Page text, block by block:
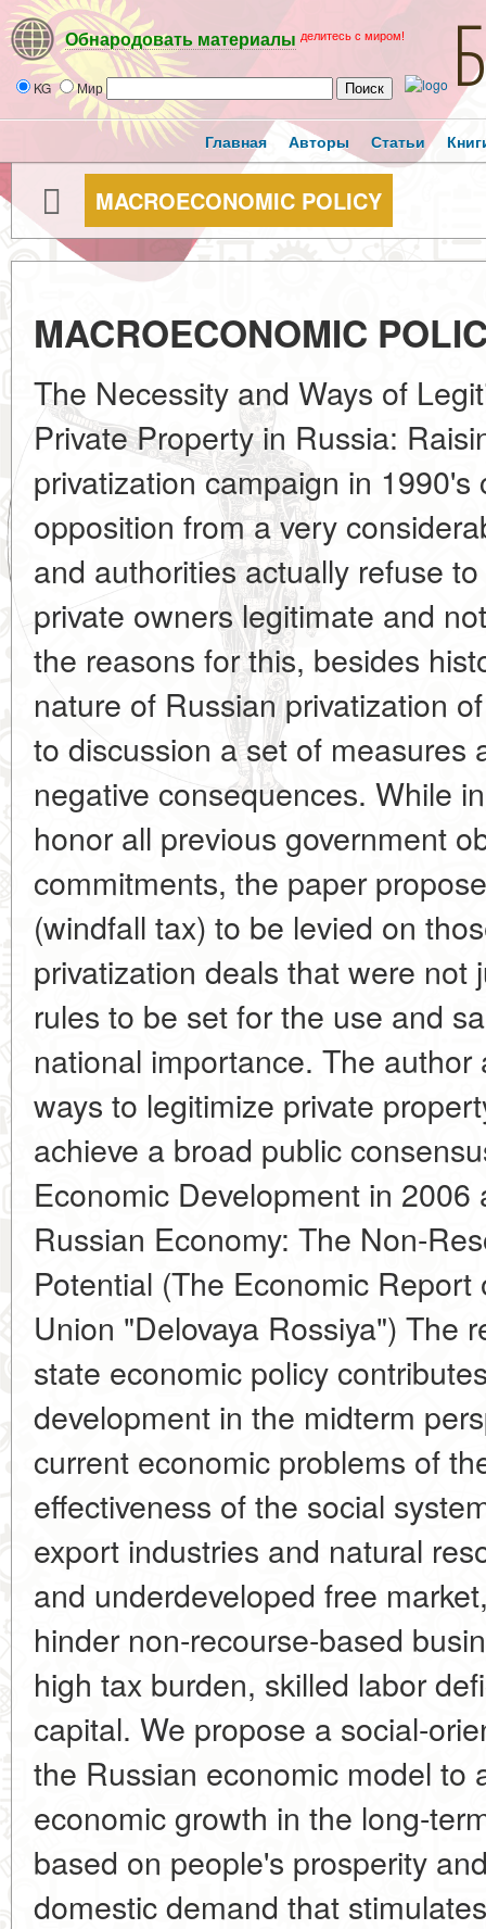
Обнародовать материалы делитесь с миром!
KG Мир
Главная Авторы Статьи
MACROECONOMIC POLICY
MACROECONOMIC
The Necessity and Ways of
Private Property in Russia:
privatization campaign in
opposition from a very
and authorities actually refuse
private owners legitimate and
the reasons for this, besides
nature of Russian privatization
to discussion a set of measures
negative consequences. While
honor all previous government
commitments, the paper
(windfall tax) to be levied on
privatization deals that were not
rules to be set for the use and
national importance. The
ways to legitimize private
achieve a broad public
Economic Development in
Russian Economy: The Non-
Potential (The Economic
Union "Delovaya Rossiya") The
state economic policy
development in the midterm
current economic problems of
effectiveness of the social
export industries and natural
and underdeveloped free
hinder non-recourse-based
high tax burden, skilled labor
capital. We propose a social-
the Russian economic model to
economic growth in the long-
based on people's prosperity
domestic demand that